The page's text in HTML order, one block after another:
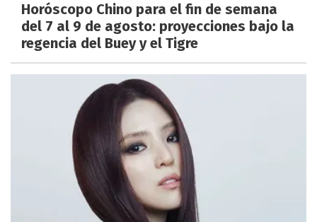
Horóscopo Chino para el fin de semana
del 7 al 9 de agosto: proyecciones bajo la
regencia del Buey y el Tigre